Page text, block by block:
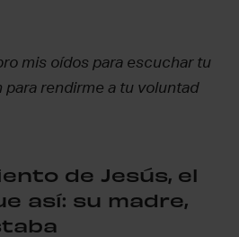
mis oídos para escuchar tu
para rendirme a tu voluntad
de Jesús, el
así: su madre,